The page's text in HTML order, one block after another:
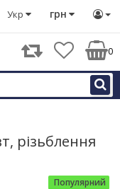
грн
Укр
0
різьблення 14 мм,
різьблення
Популярний